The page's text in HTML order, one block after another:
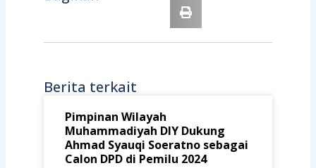
Berita terkait
Pimpinan Wilayah
Muhammadiyah DIY Dukung
Ahmad Syauqi Soeratno sebagai
Calon DPD di Pemilu 2024